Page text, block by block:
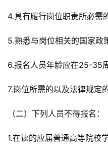
4.具有履行岗位职责所必需
5.熟悉与岗位相关的国家政
6.报名人员年龄应在25-35
7.岗位所需的以及法律规定
（二）下列人员不得报名：
1.在读的应届普通高等院校